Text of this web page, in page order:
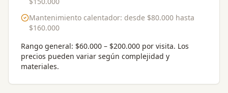
Mantenimiento calentador: desde $80.000 hasta
$160.000
Rango general: $60.000 – $200.000 por visita. Los
precios pueden variar según complejidad y
materiales.